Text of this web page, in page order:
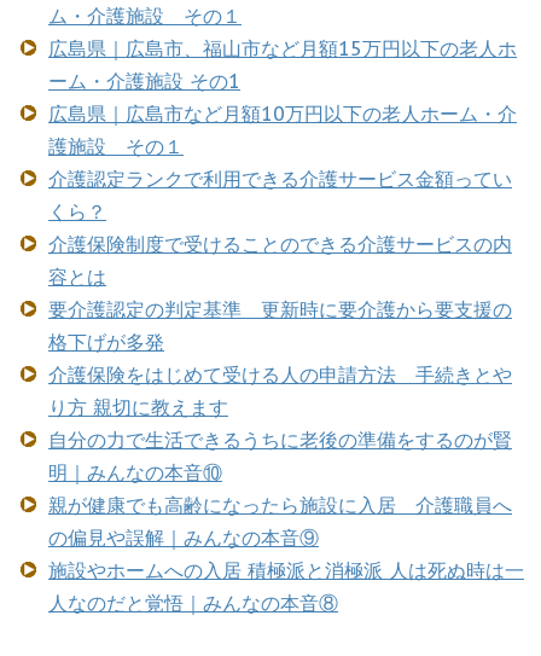
ム・介護施設 その１
広島県｜広島市、福山市など月額15万円以下の老人ホ
ーム・介護施設 その1
広島県｜広島市など月額10万円以下の老人ホーム・介
護施設 その１
介護認定ランクで利用できる介護サービス金額ってい
くら？
介護保険制度で受けることのできる介護サービスの内
容とは
要介護認定の判定基準 更新時に要介護から要支援の
格下げが多発
介護保険をはじめて受ける人の申請方法 手続きとや
り方 親切に教えます
自分の力で生活できるうちに老後の準備をするのが賢
明｜みんなの本音⑩
親が健康でも高齢になったら施設に入居 介護職員へ
の偏見や誤解｜みんなの本音⑨
施設やホームへの入居 積極派と消極派 人は死ぬ時は一
人なのだと覚悟｜みんなの本音⑧